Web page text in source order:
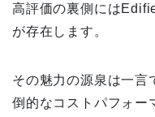
高評価の裏側には
が存在します。
その魅力の源泉は一言
倒的なコストパフォー